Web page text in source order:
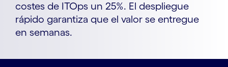
costes de ITOps un 25%. El despliegue
rápido garantiza que el valor se entregue
en semanas.